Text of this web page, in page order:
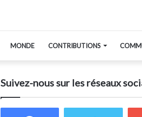
MONDE CONTRIBUTIONS
Suivez-nous sur les réseaux